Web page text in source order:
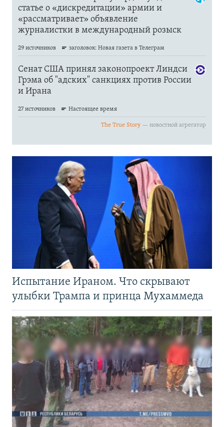
Испытание Ираном. Что скрывают
улыбки Трампа и принца Мухаммеда